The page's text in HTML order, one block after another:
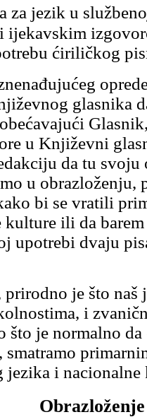
za jezik u
ijekavskim
ćiriličkog
glasnika
u Književni
da tu svoju
u obrazloženju,
bi se vratili
kulture ili da
upotrebi dvaju
prirodno je što naš
i
što je normalno
smatramo
jezika i
Obrazloženje